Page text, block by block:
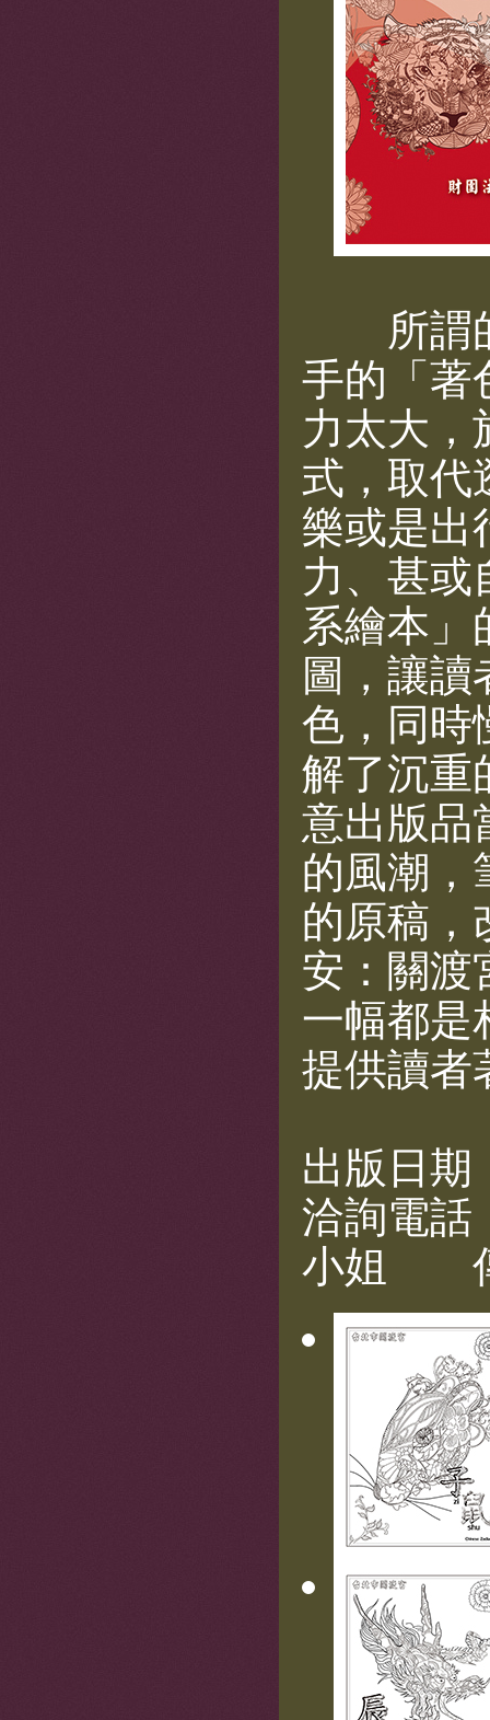
所謂的
手的「著
力太大，
式，取代
樂或是出
力、甚或
系繪本」
圖，讓讀
色，同時
解了沉重
意出版品
的風潮，
的原稿，
安：關渡
一幅都是
提供讀者
出版日期
洽詢電話
小姐 傳